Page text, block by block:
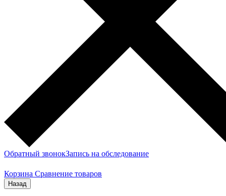
Обратный звонокЗапись на обследование
Корзина Сравнение товаров
Назад